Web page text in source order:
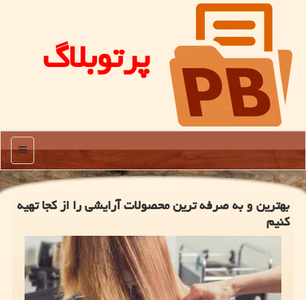
پرتوبلاگ
منو
بهترین و به صرفه ترین محصولات آرایشی را از كجا تهیه
كنیم